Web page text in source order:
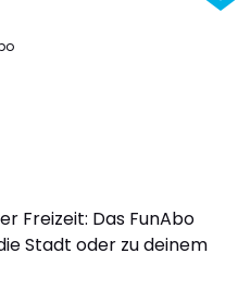
Freizeit: Das FunAbo
Stadt oder zu deinem